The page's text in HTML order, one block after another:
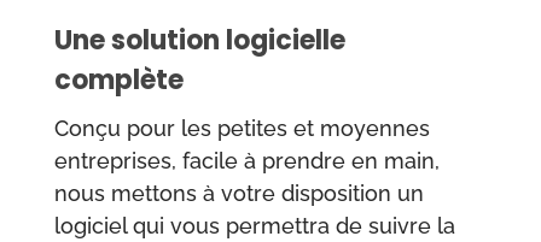
Une solution logicielle
complète
Conçu pour les petites et moyennes
entreprises, facile à prendre en main,
nous mettons à votre disposition un
logiciel qui vous permettra de suivre la